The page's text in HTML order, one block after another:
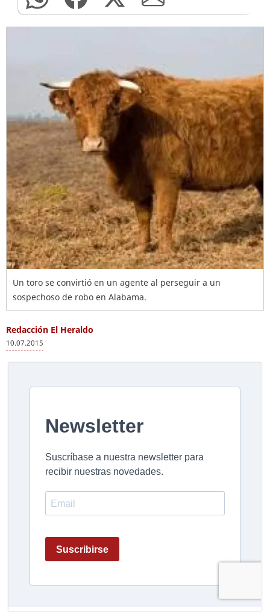
Un toro se convirtió en un agente al perseguir a un
sospechoso de robo en Alabama.
Redacción El Heraldo
10.07.2015